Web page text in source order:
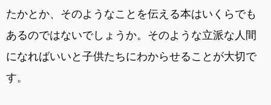
たかとか、そのようなことを伝える本はいくらでも
あるのではないでしょうか。そのような立派な人間
になればいいと子供たちにわからせることが大切で
す。